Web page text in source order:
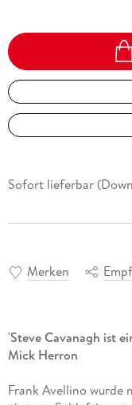
Sofort lieferbar
Merken
'Steve Cavanagh ist
Mick Herron
Frank Avellino wurde